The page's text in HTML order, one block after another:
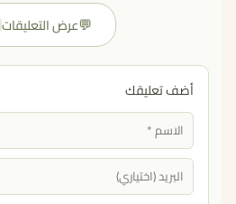
💬عرض التعليقات
أضف تعليقك